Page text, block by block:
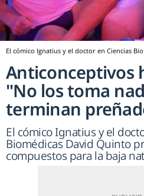
El cómico Ignatius y el doctor en Ciencias
Anticonceptivos
"No los toma
terminan
El cómico Ignatius y el
Biomédicas David Quinto
compuestos para la baja